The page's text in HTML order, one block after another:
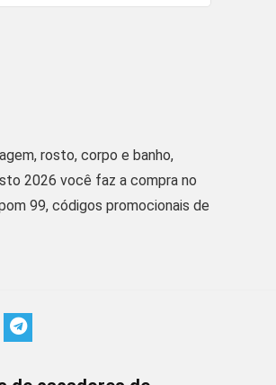
rosto, corpo e banho,
2026 você faz a compra no
99, códigos promocionais de